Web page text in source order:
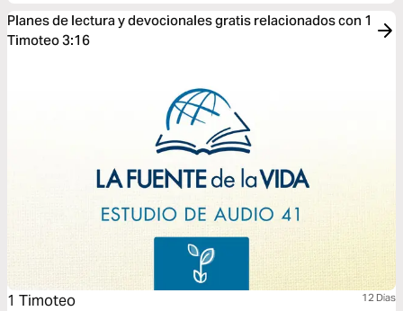
Planes de lectura y devocionales gratis relacionados con 1
Timoteo 3:16
1 Timoteo 12 Dias